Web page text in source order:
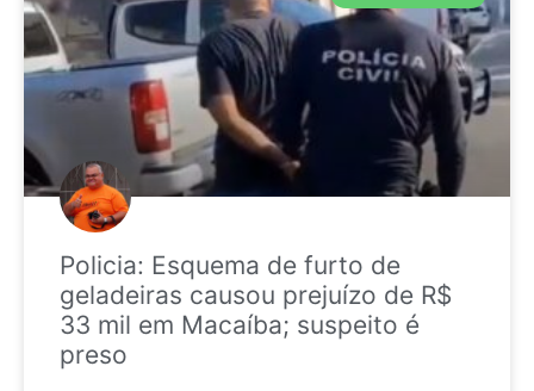
Policia: Esquema de furto de
geladeiras causou prejuízo de R$
33 mil em Macaíba; suspeito é
preso